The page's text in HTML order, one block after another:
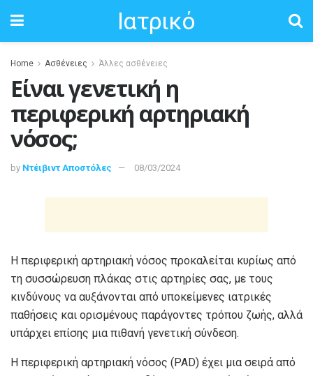
Ιατρικό
Home Ασθένειες Άλλες ασθένειες
Είναι γενετική η
περιφερική αρτηριακή
νόσος;
by Ντέιβιντ Αποστόλες 08/03/2024
Η περιφερική αρτηριακή νόσος προκαλείται κυρίως από
τη συσσώρευση πλάκας στις αρτηρίες σας, με τους
κινδύνους να αυξάνονται από υποκείμενες ιατρικές
παθήσεις και ορισμένους παράγοντες τρόπου ζωής, αλλά
υπάρχει επίσης μια πιθανή γενετική σύνδεση.
Η περιφερική αρτηριακή νόσος (PAD) έχει μια σειρά από